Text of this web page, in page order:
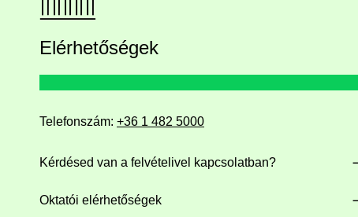
Elérhetőségek
Telefonszám: +36 1 482 5000
Kérdésed van a felvételivel kapcsolatban?
Oktatói elérhetőségek